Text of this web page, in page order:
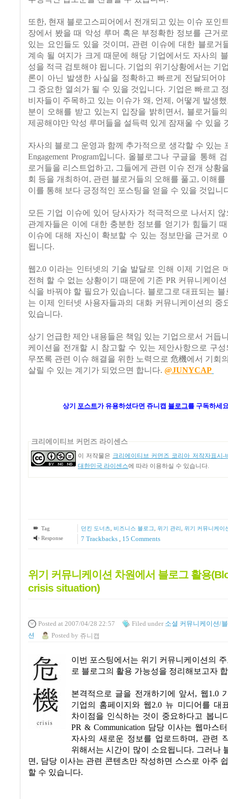
또한, 현재 블로고스피어에서 전개되고 있는 이슈 포인
장에서 봤을 때 악성 루머 혹은 부정확한 정보를 근거
있는 요인들도 있을 것이며, 관련 이슈에 대한 블로거
계속 될 여지가 크게 때문에 해당 기업에서도 자사의
성을 적극 검토해야 됩니다. 기업의 위기상황에서는 기
론이 아닌 발생한 사실을 정확하고 빠르게 전달되어
그 중요한 열쇠가 될 수 있을 것입니다. 기업은 빠르고
비자들이 주목하고 있는 이슈가 왜, 언제, 어떻게 발생
분이 오해를 받고 있는지 입장을 밝히면서, 블로거들
제공해야만 악성 루머들을 설득력 있게 잠재울 수 있을
자사의 블로그 운영과 함께 추가적으로 생각할 수 있는
Engagement Program입니다. 올블로그나 구글을 통해
로거들을 리스트업하고, 그들에게 관련 이슈 전개 상황
회 등을 개최하여, 관련 블로거들의 오해를 풀고, 이해
이를 통해 보다 긍정적인 포스팅을 얻을 수 있을 것입니
모든 기업 이슈에 있어 당사자가 적극적으로 나서지
관계자들은 이에 대한 충분한 정보를 얻기가 힘들기
이슈에 대해 자신이 확보할 수 있는 정보만을 근거로
됩니다.
웹2.0 이라는 인터넷의 기술 발달로 인해 이제 기업은
전혀 할 수 없는 상황이기 때문에 기존 PR 커뮤니케이
식을 바꿔야 할 필요가 있습니다. 블로그로 대표되는
는 이제 인터넷 사용자들과의 대화 커뮤니케이션의 중
있습니다.
상기 언급한 제안 내용들은 책임 있는 기업으로서 거듭
케이션을 전개할 시 참고할 수 있는 제안사항으로 구
무쪼록 관련 이슈 해결을 위한 노력으로 危機에서 기회
살릴 수 있는 계기가 되었으면 합니다. @JUNYCAP
상기 포스트가유용하셨다면 쥬니캡 블로그를 구독하세
크리에이티브 커먼즈 라이센스
이 저작물은 크리에이티브 커먼즈 코리아 저작자표시-
대한민국 라이센스에 따라 이용하실 수 있습니다.
Tag 던킨 도너츠 비즈니스 블로그 위기 관리 위기 커뮤니케이
Response
7 Trackbacks , 15 Comments
위기 커뮤니케이션 차원에서 블로그 활용
crisis situation)
Posted at 2007/04/28 22:57 Filed under 소셜 커뮤니케이션/
션
Posted by 쥬니캡
이번 포스팅에서는 위기 커뮤니케이션의
로 블로그의 활용 가능성을 정리해보고자
본격적으로 글을 전개하기에 앞서, 웹1.0
기업의 홈페이지와 웹2.0 뉴 미디어를 대
차이점을 인식하는 것이 중요하다고 봅니
PR & Communication 담당 이사는 웹마스
자사의 새로운 정보를 업로드하며, 관련
위해서는 시간이 많이 소요됩니다. 그러나
면, 담당 이사는 관련 콘텐츠만 작성하면 스스로 아주
할 수 있습니다.